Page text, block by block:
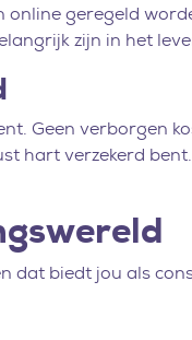
geregeld
zijn in het
Geen verborgen
hart verzekerd
dat biedt jou als